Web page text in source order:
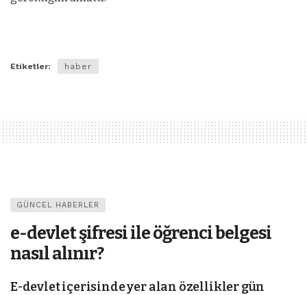
Etiketler: haber
GÜNCEL HABERLER
e-devlet şifresi ile öğrenci belgesi
nasıl alınır?
E-devlet içerisinde yer alan özellikler gün